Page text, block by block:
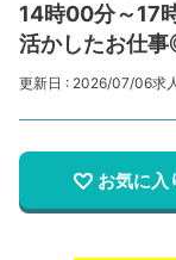
14時00分～17
活かしたお仕事
更新日 : 2026/07/06求
お気に入